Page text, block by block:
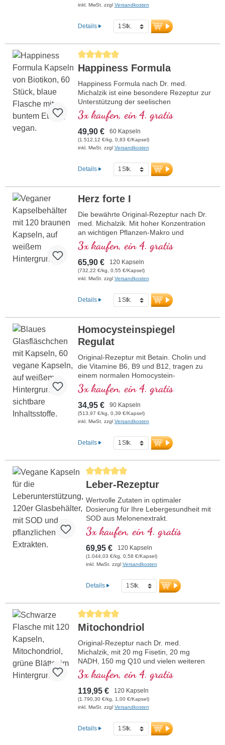
inkl. MwSt. zzgl Versandkosten
Details
Durchschnittliche Bewertung von 5 von 5 Sternen
Happiness Formula
Happiness Formula nach Dr. med.
Michalzik ist eine besondere Rezeptur zur
Unterstützung der seelischen
Befindlichkeit. Tagesdosierung: 5-
Hydroxytryptophan (5-HTP) aus 333 mg
Griffonia, 1,17 mg Safranal aus 30 mg
Safran-Extrakt und 15 mg Rosavine und
10 mg Salidrosid aus Rhodiola rosea und
(Methylcobalamin), ohne Zusätze,
hochreine Qualität
3x kaufen, ein 4. gratis
49,90 € 60 Kapseln
(1.512,12 €/kg, 0,83 €/Kapsel)
inkl. MwSt. zzgl Versandkosten
Details
Herz forte I
Die bewährte Original-Rezeptur nach Dr.
med. Michalzik. Mit hoher Konzentration
an wichtigen Pflanzen-Makro und
Mikronährstoffen. Mit wertvollem OPC,
Q10, reinem Trans-Resveratrol, rotem
Ginseng, natürliches Vitamin E und vielen
weitere wichtige Mikronährstoffe. Optimal
ergänzt durch die Rezeptur Herz forte 2.
23 Jahren aus eigener Produktion in
Deutschland von traditionsreichem
Ärtzeteam mit hoher Pflanzenstoff-,
Makro- und Mikronähstoffexpertise unter
der Leitung von Dr. med. Alexander
Michalzik.
3x kaufen, ein 4. gratis
65,90 € 120 Kapseln
(732,22 €/kg, 0,55 €/Kapsel)
inkl. MwSt. zzgl Versandkosten
Details
Homocysteinspiegel
Regulat
Original-Rezeptur mit Betain. Cholin und
die Vitamine B6, B9 und B12, tragen zu
einem normalen Homocystein-
Stoffwechsel bei. Betain muss mit mind.
1,5 g enthalten sein, um eine Wirkung auf
den Homocysteinspiegel zu haben. B-
Vitamine in bioaktiver Form.
3x kaufen, ein 4. gratis
34,95 € 90 Kapseln
(513,97 €/kg, 0,39 €/Kapsel)
inkl. MwSt. zzgl Versandkosten
Details
Durchschnittliche Bewertung von 5 von 5
Leber-Rezeptur
Wertvolle Zutaten in optimaler
Dosierung für Ihre Lebergesundheit mit
SOD aus Melonenextrakt.
3x kaufen, ein 4. gratis
69,95 € 120 Kapseln
(1.044,03 €/kg, 0,58 €/Kapsel)
inkl. MwSt. zzgl Versandkosten
Details
Durchschnittliche Bewertung von 5 von 5 Sternen
Mitochondriol
Original-Rezeptur nach Dr. med.
Michalzik, mit 20 mg Fisetin, 20 mg
NADH, 150 mg Q10 und vielen weiteren
wichtigen Mitochondrien-Mitteln. Mit dem
Bioverfügbarkeitsverstärker D-Pinitol.
Kapselhüllen vegan und ohne PEG und
Carrageen und Aluminium freies Siegel,
Mitochondrialer GCP-1α-Aktivator, ohne
Vitalstoffexpertise und über 20-jährige
Produktionserfahrung.
3x kaufen, ein 4. gratis
119,95 € 120 Kapseln
(1.790,30 €/kg, 1,00 €/Kapsel)
inkl. MwSt. zzgl Versandkosten
Details